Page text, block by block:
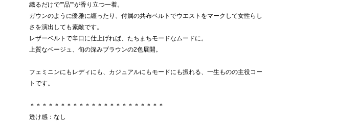
織るだけで""品""が香り立つ一着。
ガウンのように優雅に纏ったり、付属の共布ベルトでウエストをマークして女性らし
さを演出しても素敵です。
レザーベルトで辛口に仕上げれば、たちまちモードなムードに。
上質なベージュ、旬の深みブラウンの2色展開。
フェミニンにもレディにも、カジュアルにもモードにも振れる、一生ものの主役コー
トです。
＊＊＊＊＊＊＊＊＊＊＊＊＊＊＊＊＊＊＊＊＊＊
透け感：なし